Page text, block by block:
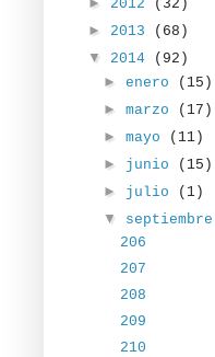
2012
(32)
► 2013
(68)
▼ 2014
(92)
►enero
(15)
►marzo
(17)
►mayo
(11)
► junio
(15)
► julio
(1)
▼ septiembre
206
207
208
209
210